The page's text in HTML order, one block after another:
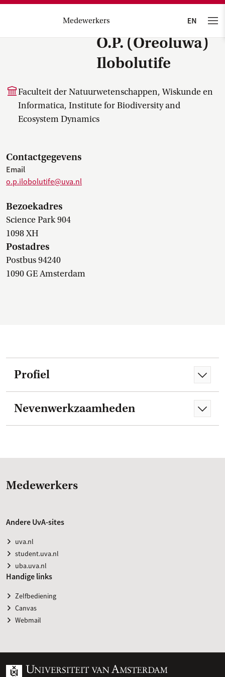
Medewerkers
O.P. (Oreoluwa)
Ilobolutife
Faculteit der Natuurwetenschappen, Wiskunde en
Informatica, Institute for Biodiversity and
Ecosystem Dynamics
Contactgegevens
Email
o.p.ilobolutife@uva.nl
Bezoekadres
Science Park 904
1098 XH
Postadres
Postbus 94240
1090 GE Amsterdam
Profiel
Nevenwerkzaamheden
Medewerkers
Andere UvA-sites
uva.nl
student.uva.nl
uba.uva.nl
Handige links
Zelfbediening
Canvas
Webmail